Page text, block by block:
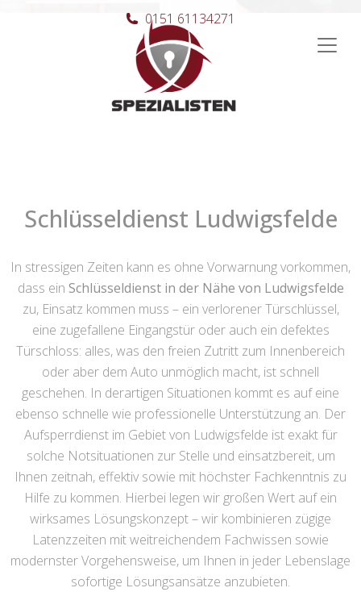
Hauptnavigation
0151 61134271
Schlüsseldienst Ludwigsfelde
In stressigen Zeiten kann es ohne Vorwarnung vorkommen,
dass ein Schlüsseldienst in der Nähe von Ludwigsfelde
zu, Einsatz kommen muss – ein verlorener Türschlüssel,
eine zugefallene Eingangstür oder auch ein defektes
Türschloss: alles, was den freien Zutritt zum Innenbereich
oder aber dem Auto unmöglich macht, ist schnell
geschehen. In derartigen Situationen kommt es auf eine
ebenso schnelle wie professionelle Unterstützung an. Der
Aufsperrdienst im Gebiet von Ludwigsfelde ist exakt für
solche Notsituationen zur Stelle und einsatzbereit, um
Ihnen zeitnah, effektiv sowie mit höchster Fachkenntnis zu
Hilfe zu kommen. Hierbei legen wir großen Wert auf ein
wirksames Lösungskonzept – wir kombinieren zügige
Latenzzeiten mit weitreichendem Fachwissen sowie
modernster Vorgehensweise, um Ihnen in jeder Lebenslage
sofortige Lösungsansätze anzubieten.